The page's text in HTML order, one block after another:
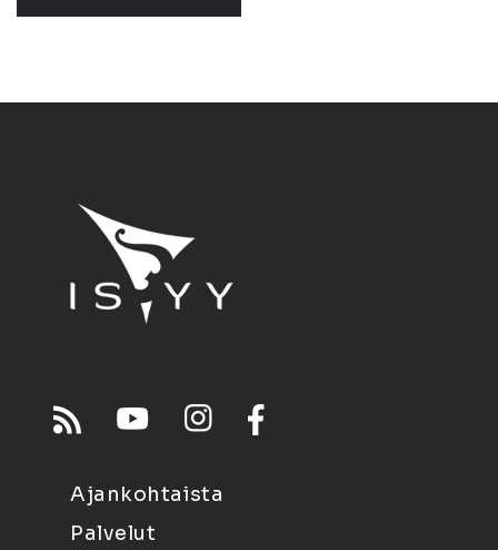
Ajankohtaista
Palvelut